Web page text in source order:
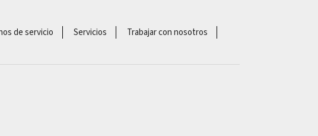
de servicio Servicios
Trabajar con nosotros